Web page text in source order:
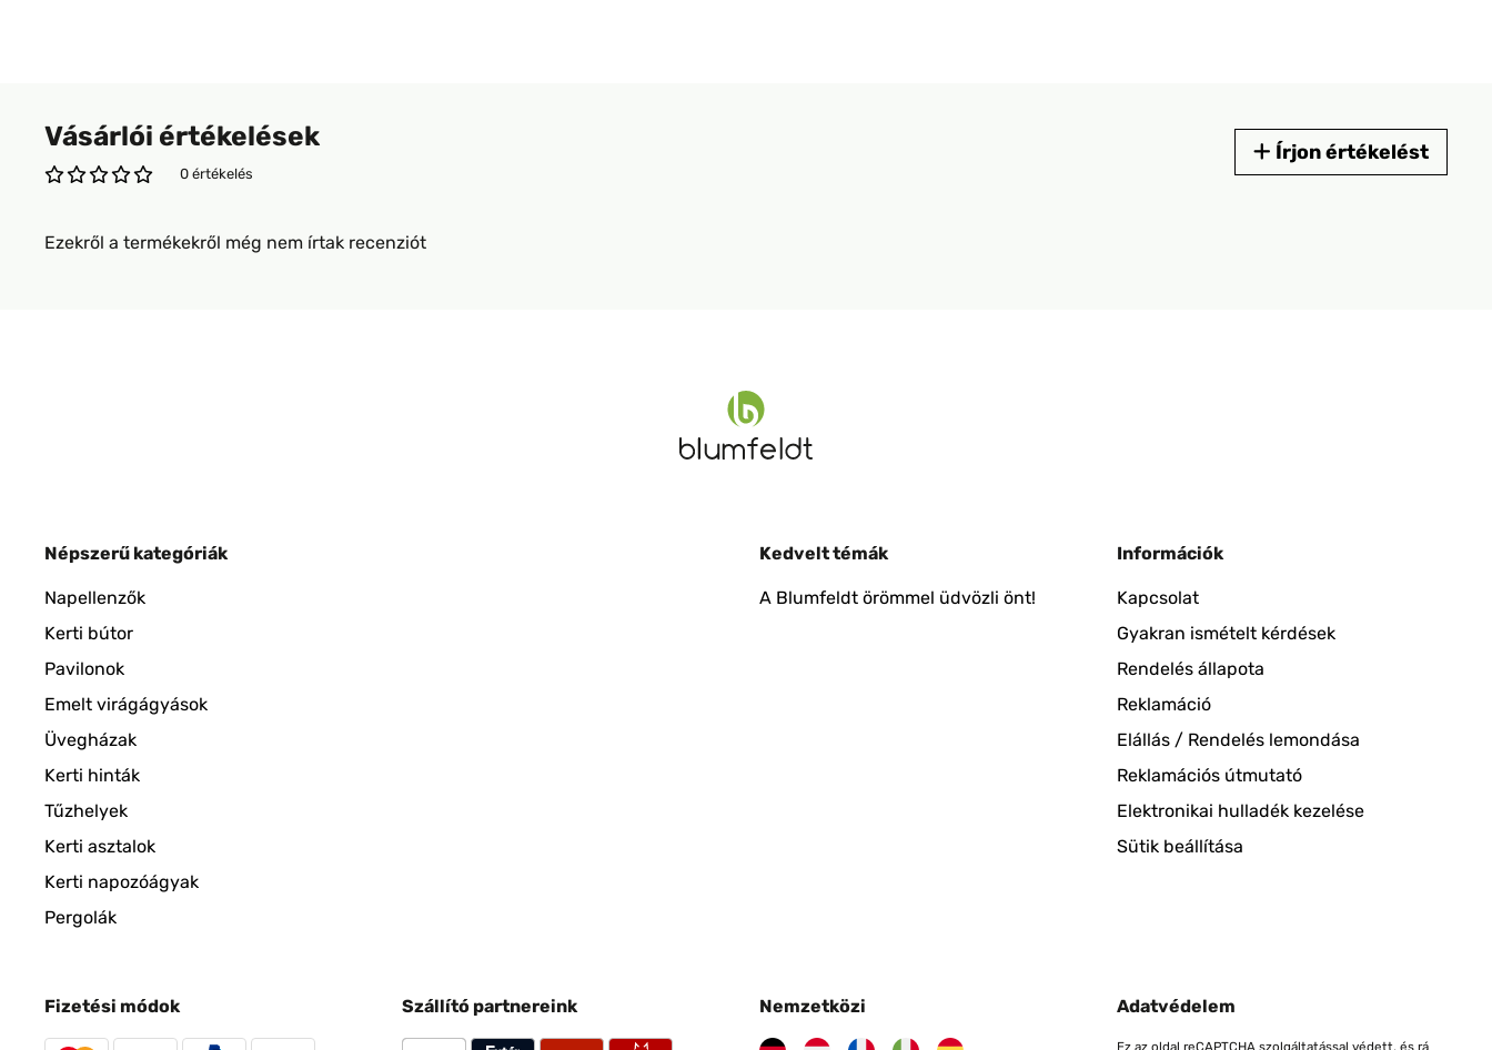
Vásárlói értékelések
0 értékelés
Írjon értékelést
Ezekről a termékekről még nem írtak recenziót
Népszerű kategóriák
Napellenzők
Kerti bútor
Pavilonok
Emelt virágágyások
Üvegházak
Kerti hinták
Tűzhelyek
Kerti asztalok
Kerti napozóágyak
Pergolák
Kedvelt témák
A Blumfeldt örömmel üdvözli önt!
Információk
Kapcsolat
Gyakran ismételt kérdések
Rendelés állapota
Reklamáció
Elállás / Rendelés lemondása
Reklamációs útmutató
Elektronikai hulladék kezelése
Sütik beállítása
Fizetési módok Szállító partnereink Nemzetközi Adatvédelem
Ez az oldal reCAPTCHA szolgáltatással védett, és rá